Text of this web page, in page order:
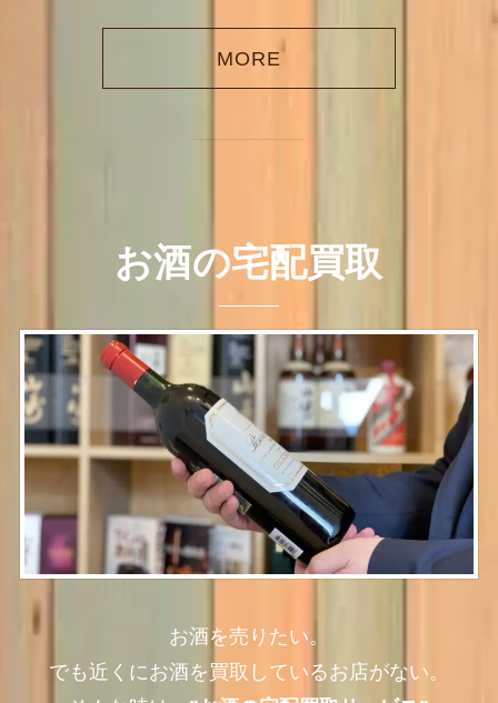
MORE
お酒の宅配買取
お酒を売りたい。
でも近くにお酒を買取しているお店がない。